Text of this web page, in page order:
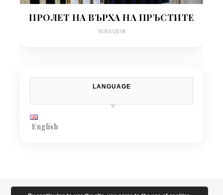
ПРОЛЕТ НА ВЪРХА НА ПРЪСТИТЕ
10/03/2018
LANGUAGE
English